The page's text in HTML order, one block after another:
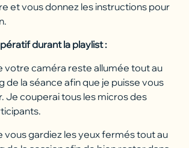
et vous donnez les instructions pour
durant la playlist :
votre caméra reste allumée tout au
de la séance afin que je puisse vous
Je couperai tous les micros des
vous gardiez les yeux fermés tout au